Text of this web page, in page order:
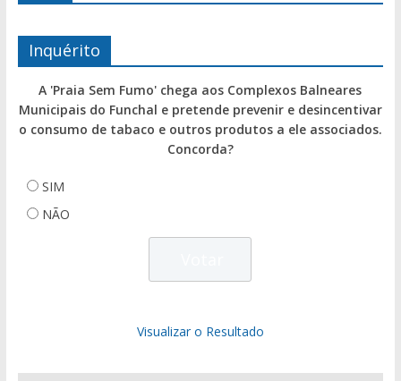
Inquérito
A 'Praia Sem Fumo' chega aos Complexos Balneares
Municipais do Funchal e pretende prevenir e desincentivar
o consumo de tabaco e outros produtos a ele associados.
Concorda?
SIM
NÃO
Visualizar o Resultado